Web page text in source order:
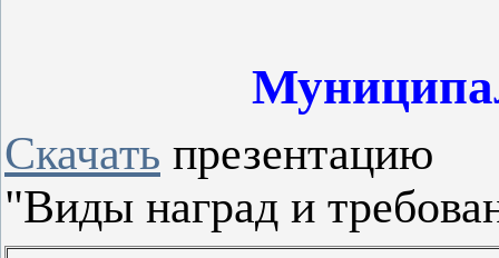
Скачать презентацию
"Виды наград и